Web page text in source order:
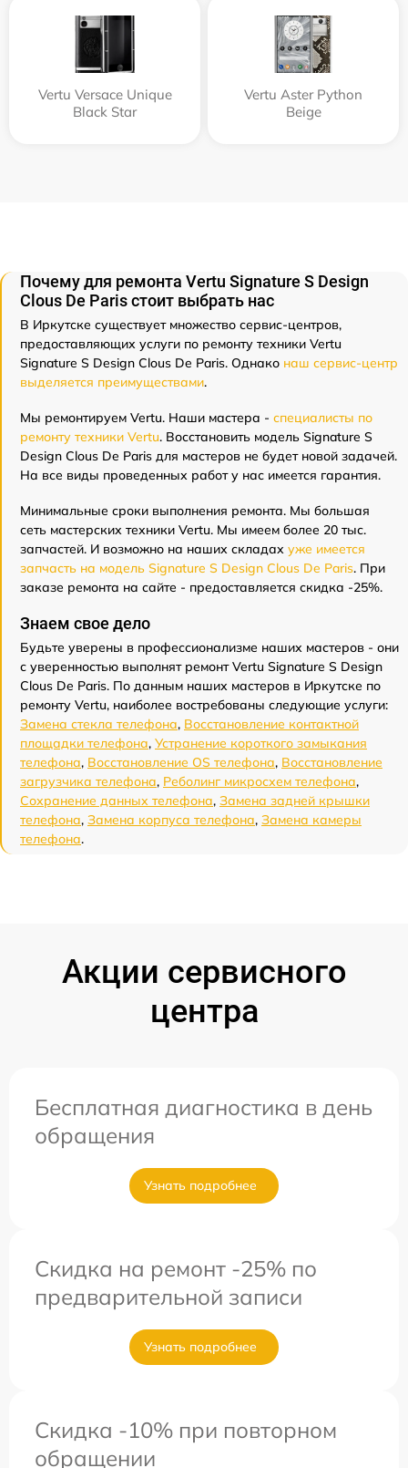
Vertu Versace Unique
Black Star
Vertu Aster Python
Beige
Почему для ремонта Vertu Signature S Design
Clous De Paris стоит выбрать нас
В Иркутске существует множество сервис-центров,
предоставляющих услуги по ремонту техники Vertu
Signature S Design Clous De Paris. Однако наш сервис-центр
выделяется преимуществами.
Мы ремонтируем Vertu. Наши мастера - специалисты по
ремонту техники Vertu. Восстановить модель Signature S
Design Clous De Paris для мастеров не будет новой задачей.
На все виды проведенных работ у нас имеется гарантия.
Минимальные сроки выполнения ремонта. Мы большая
сеть мастерских техники Vertu. Мы имеем более 20 тыс.
запчастей. И возможно на наших складах уже имеется
запчасть на модель Signature S Design Clous De Paris. При
заказе ремонта на сайте - предоставляется скидка -25%.
Знаем свое дело
Будьте уверены в профессионализме наших мастеров - они
с уверенностью выполнят ремонт Vertu Signature S Design
Clous De Paris. По данным наших мастеров в Иркутске по
ремонту Vertu, наиболее востребованы следующие услуги:
Замена стекла телефона, Восстановление контактной
площадки телефона, Устранение короткого замыкания
телефона, Восстановление OS телефона, Восстановление
загрузчика телефона, Реболинг микросхем телефона,
Сохранение данных телефона, Замена задней крышки
телефона, Замена корпуса телефона, Замена камеры
телефона.
Акции сервисного
центра
Бесплатная диагностика в день
обращения
Узнать подробнее
Скидка на ремонт -25% по
предварительной записи
Узнать подробнее
Скидка -10% при повторном
обращении